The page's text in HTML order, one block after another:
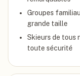
Groupes
grande taille
Skieurs de tous
toute sécurité